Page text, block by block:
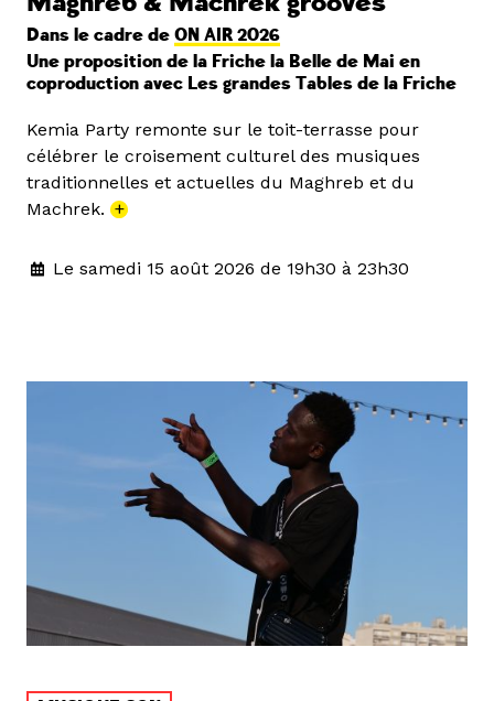
Dans le cadre de ON AIR 2026
Une proposition de la Friche la Belle de Mai en
coproduction avec Les grandes Tables de la Friche
Kemia Party remonte sur le toit-terrasse pour
célébrer le croisement culturel des musiques
traditionnelles et actuelles du Maghreb et du
Machrek. +
Le samedi 15 août 2026 de 19h30 à 23h30